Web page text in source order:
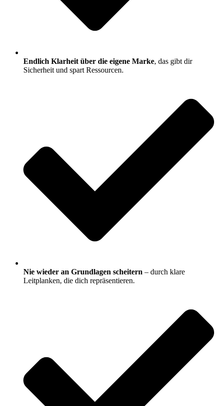
Endlich Klarheit über die eigene Marke, das gibt dir
Sicherheit und spart Ressourcen.
Nie wieder an Grundlagen scheitern – durch klare
Leitplanken, die dich repräsentieren.